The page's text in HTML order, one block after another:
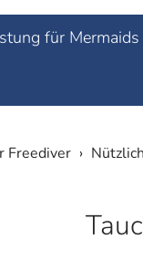
für Mermaids
Freediver